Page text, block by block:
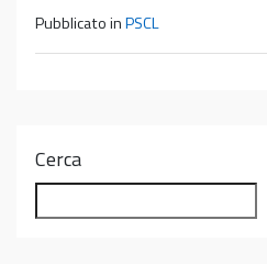
Pubblicato inPSCL
Cerca